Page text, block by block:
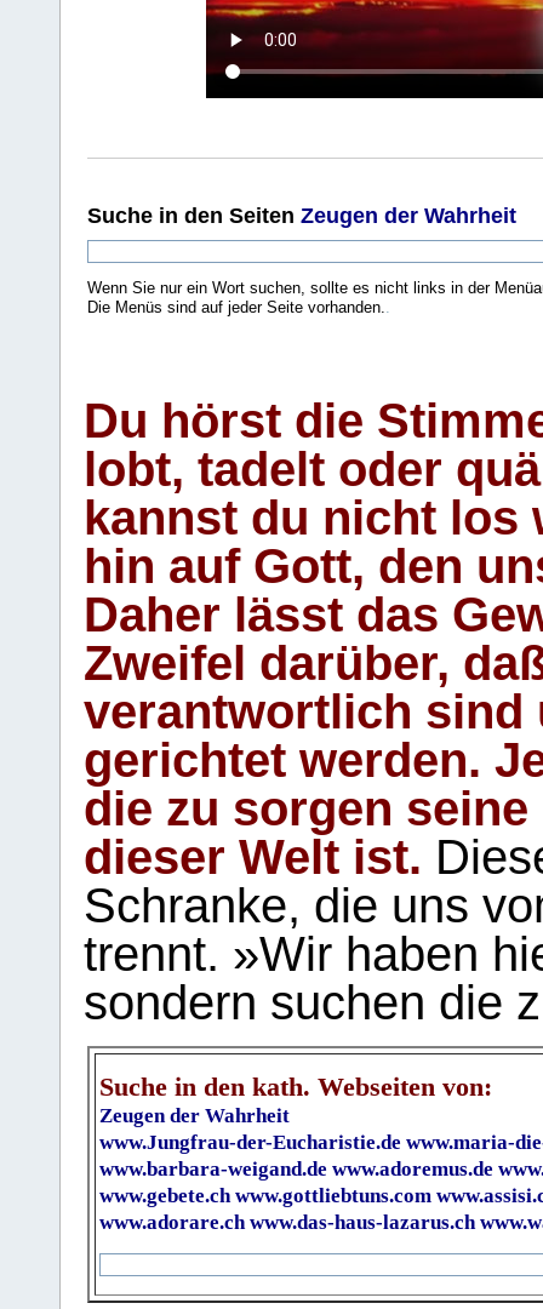
Suche in den Seiten Zeugen der Wahrheit
Wenn Sie nur ein Wort suchen, sollte es nicht links in der
Die Menüs sind auf jeder Seite vorhanden..
Du hörst die
lobt, tadelt oder
kannst du nicht los
hin auf Gott, den
Daher lässt das
Zweifel darüber,
verantwortlich sind
gerichtet werden.
die zu sorgen
dieser Welt ist.
Schranke, die uns
trennt. »Wir haben
sondern suchen die
Suche in den kath. Webseiten von:
Zeugen der Wahrheit
www.Jungfrau-der-Eucharistie.de www.maria-
www.barbara-weigand.de www.adoremus.de
www.gebete.ch www.gottliebtuns.com
www.adorare.ch www.das-haus-lazarus.ch